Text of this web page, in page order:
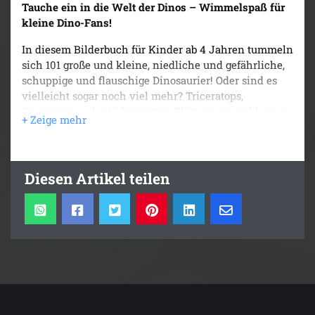
Tauche ein in die Welt der Dinos – Wimmelspaß für
kleine Dino-Fans!
In diesem Bilderbuch für Kinder ab 4 Jahren tummeln
sich 101 große und kleine, niedliche und gefährliche,
schuppige und flauschige Dinosaurier! Oder sind es
vielleicht sogar noch viel mehr? Triceratops,
alle kennen! Wie kamen T. rex-Babys auf die Welt?
passiert? Und gibt es vielleicht auch heute noch
Dinosaurier? Ein Wimmelbuch voller erstaunlicher
und spannender Fakten!
Kinder ab 4 Jahren mit einem fantastischen
Diesen Artikel teilen